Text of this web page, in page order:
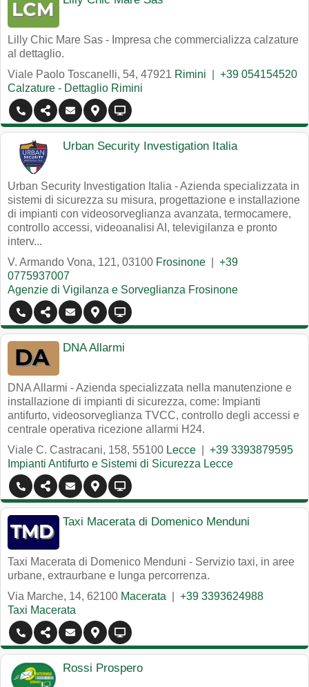
Lilly Chic Mare Sas - Impresa che commercializza calzature
al dettaglio.
Viale Paolo Toscanelli, 54, 47921 Rimini
+39 054154520
Calzature - Dettaglio Rimini
Urban Security Investigation Italia
Urban Security Investigation Italia - Azienda specializzata in
sistemi di sicurezza su misura, progettazione e installazione
di impianti con videosorveglianza avanzata, termocamere,
controllo accessi, videoanalisi AI, televigilanza e pronto
interv...
V. Armando Vona, 121, 03100 Frosinone
+39
0775937007
Agenzie di Vigilanza e Sorveglianza Frosinone
DNA Allarmi
DNA Allarmi - Azienda specializzata nella manutenzione e
installazione di impianti di sicurezza, come: Impianti
antifurto, videosorveglianza TVCC, controllo degli accessi e
centrale operativa ricezione allarmi H24.
Viale C. Castracani, 158, 55100 Lecce
+39 3393879595
Impianti Antifurto e Sistemi di Sicurezza Lecce
Taxi Macerata di Domenico Menduni
Taxi Macerata di Domenico Menduni - Servizio taxi, in aree
urbane, extraurbane e lunga percorrenza.
Via Marche, 14, 62100 Macerata
+39 3393624988
Taxi Macerata
Rossi Prospero